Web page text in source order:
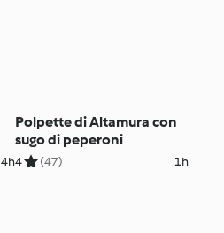
4h
Polpette di Altamura con
sugo di peperoni
4 (47) 1h